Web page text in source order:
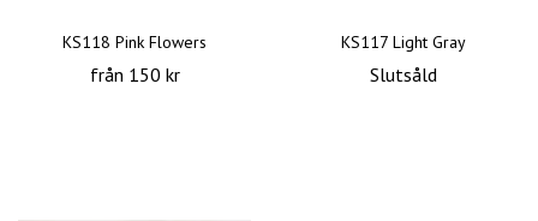
KS118 Pink Flowers
från 150 kr
KS117 Light Gray
Slutsåld